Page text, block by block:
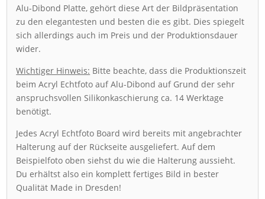
Alu-Dibond Platte, gehört diese Art der Bildpräsentation
zu den elegantesten und besten die es gibt. Dies spiegelt
sich allerdings auch im Preis und der Produktionsdauer
wider.
Wichtiger Hinweis: Bitte beachte, dass die Produktionszeit
beim Acryl Echtfoto auf Alu-Dibond auf Grund der sehr
anspruchsvollen Silikonkaschierung ca. 14 Werktage
benötigt.
Jedes Acryl Echtfoto Board wird bereits mit angebrachter
Halterung auf der Rückseite ausgeliefert. Auf dem
Beispielfoto oben siehst du wie die Halterung aussieht.
Du erhältst also ein komplett fertiges Bild in bester
Qualität Made in Dresden!